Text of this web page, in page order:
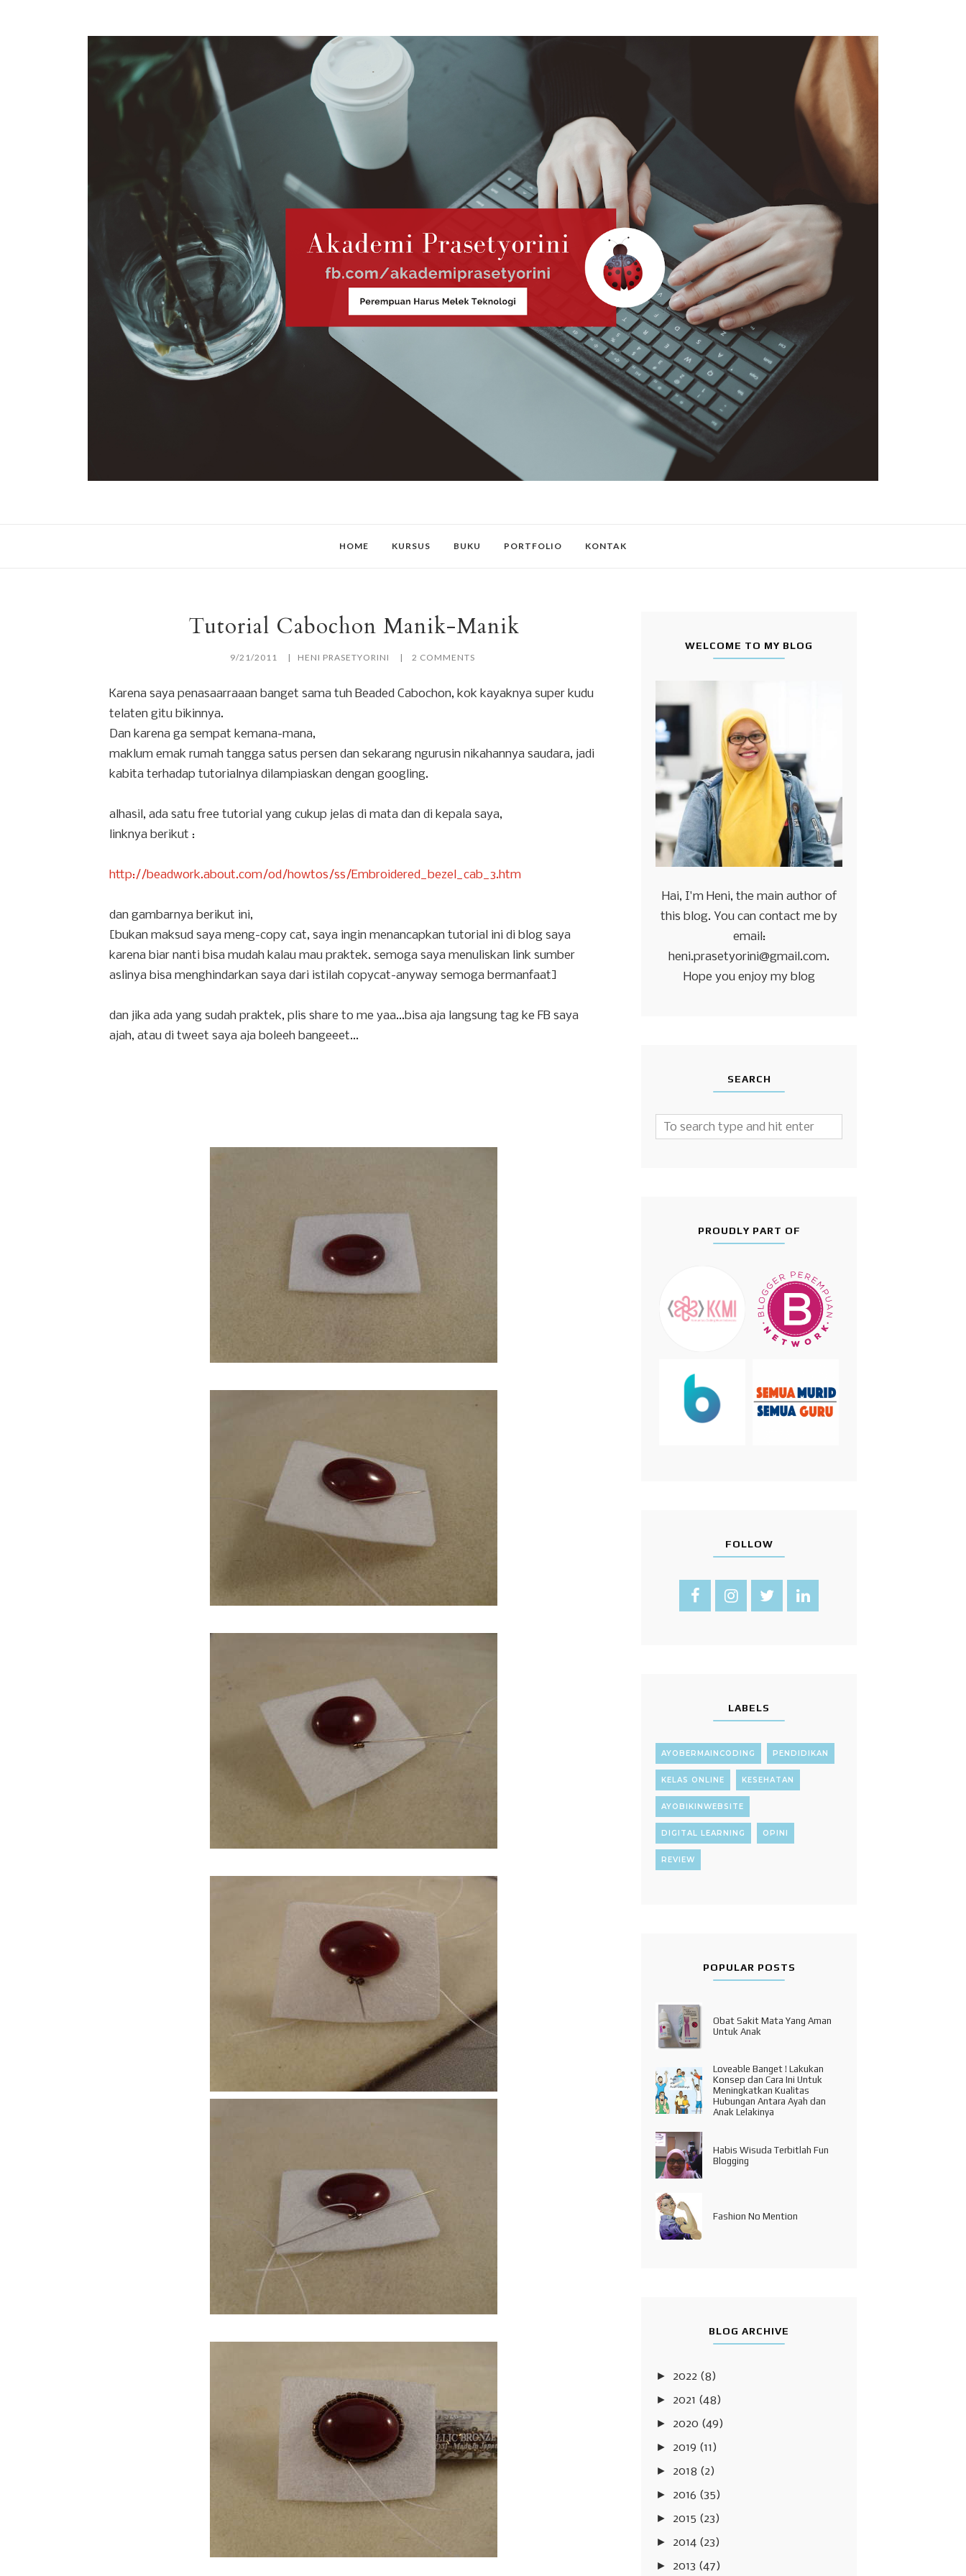
HOME KURSUS BUKU PORTFOLIO KONTAK
Tutorial Cabochon Manik-Manik
9/21/2011 HENI PRASETYORINI 2 COMMENTS
Karena saya penasaarraaan banget sama tuh Beaded Cabochon, kok kayaknya super kudu
telaten gitu bikinnya.
Dan karena ga sempat kemana-mana,
maklum emak rumah tangga satus persen dan sekarang ngurusin nikahannya saudara, jadi
kabita terhadap tutorialnya dilampiaskan dengan googling.
alhasil, ada satu free tutorial yang cukup jelas di mata dan di kepala saya,
linknya berikut :
http://beadwork.about.com/od/howtos/ss/Embroidered_bezel_cab_3.htm
dan gambarnya berikut ini,
[bukan maksud saya meng-copy cat, saya ingin menancapkan tutorial ini di blog saya
karena biar nanti bisa mudah kalau mau praktek. semoga saya menuliskan link sumber
aslinya bisa menghindarkan saya dari istilah copycat-anyway semoga bermanfaat]
dan jika ada yang sudah praktek, plis share to me yaa...bisa aja langsung tag ke FB saya
ajah, atau di tweet saya aja boleeh bangeeet...
WELCOME TO MY BLOG
Hai, I'm Heni, the main author of
this blog. You can contact me by
email:
heni.prasetyorini@gmail.com.
Hope you enjoy my blog
SEARCH
PROUDLY PART OF
FOLLOW
LABELS
AYOBERMAINCODING PENDIDIKAN
KELAS ONLINE KESEHATAN
AYOBIKINWEBSITE
DIGITAL LEARNING OPINI
REVIEW
POPULAR POSTS
Obat Sakit Mata Yang Aman
Untuk Anak
Loveable Banget ! Lakukan
Konsep dan Cara Ini Untuk
Meningkatkan Kualitas
Hubungan Antara Ayah dan
Anak Lelakinya
Habis Wisuda Terbitlah Fun
Blogging
Fashion No Mention
BLOG ARCHIVE
► 2022 (8)
► 2021 (48)
► 2020 (49)
► 2019 (11)
► 2018 (2)
► 2016 (35)
► 2015 (23)
► 2014 (23)
► 2013 (47)